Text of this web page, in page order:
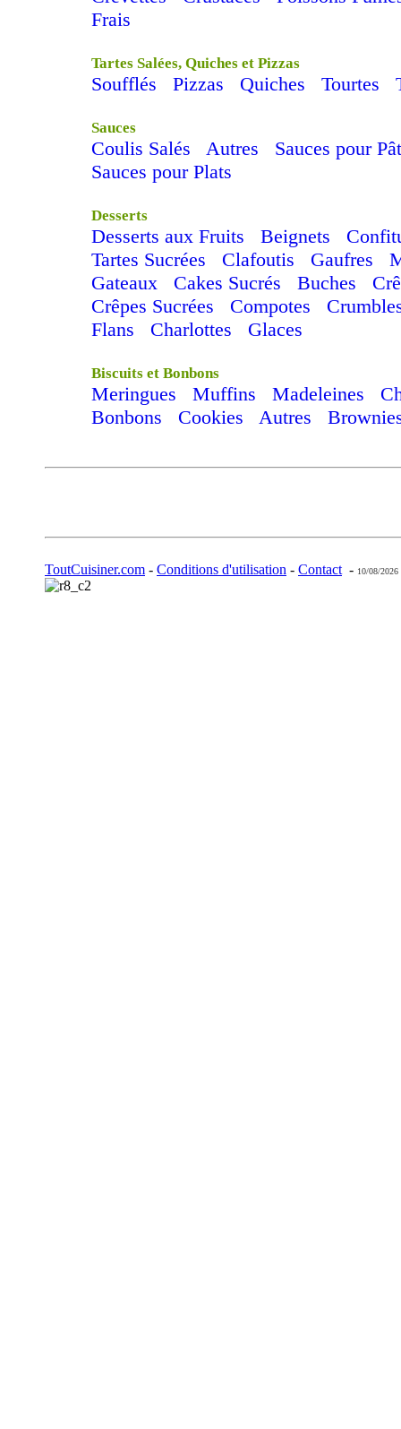
Frais
Tartes Salées, Quiches et Pizzas
Soufflés Pizzas Quiches Tourtes
Sauces
Coulis Salés Autres
Sauces pour
Sauces pour Plats
Desserts
Desserts aux Fruits Beignets
Tartes Sucrées
Clafoutis Gaufres
Gateaux
Cakes Sucrés Buches
Crêpes Sucrées
Compotes
Flans
Charlottes Glaces
Biscuits et Bonbons
Meringues Muffins Madeleines
Bonbons
Cookies Autres
ToutCuisiner.com - Conditions d'utilisation - Contact - 10/08/2026